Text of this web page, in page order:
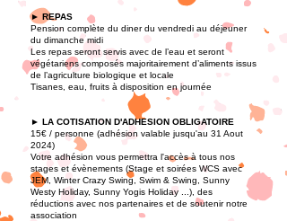
► REPAS
Pension complète du diner du vendredi au déjeuner
du dimanche midi
Les repas seront servis avec de l’eau et seront
végétariens composés majoritairement d’aliments issus
de l’agriculture biologique et locale
Tisanes, eau, fruits à disposition en journée
► LA COTISATION D'ADHESION OBLIGATOIRE
15€ / personne (adhésion valable jusqu'au 31 Aout
2024)
Votre adhésion vous permettra l'accès à tous nos
stages et évènements (Stage et soirées WCS avec
JEM, Winter Crazy Swing, Swim & Swing, Sunny
Westy Holiday, Sunny Yogis Holiday ...), des
réductions avec nos partenaires et de soutenir notre
association